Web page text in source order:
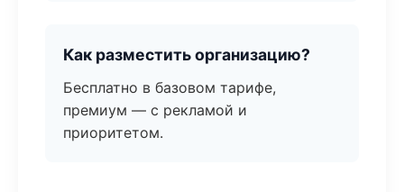
Как разместить организацию?
Бесплатно в базовом тарифе,
премиум — с рекламой и
приоритетом.